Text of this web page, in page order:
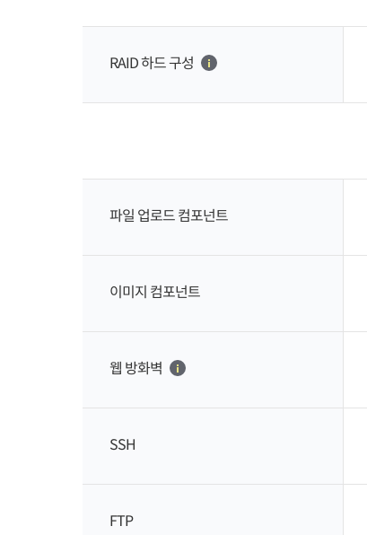
RAID 하드 구성
파일 업로드 컴포넌트
이미지 컴포넌트
웹 방화벽
SSH
FTP